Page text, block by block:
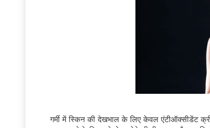
गर्मी में स्किन की देखभाल के लिए केवल एंटीऑक्सीडेंट